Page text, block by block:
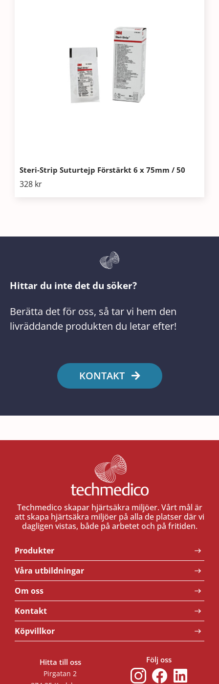
Steri-Strip Suturtejp Förstärkt 6 x 75mm / 50
328 kr
Hittar du inte det du söker?
Berätta det för oss, så tar vi hem den
livräddande produkten du letar efter!
KONTAKT
Techmedico skapar hjärtsäkra miljöer. Vårt mål är
att skapa hjärtsäkra miljöer på alla de platser där vi
dagligen vistas, både på arbetet och på fritiden.
Produkter
Våra utbildningar
Om oss
Kontakt
Köpvillkor
Hitta till oss
Pirgatan 2
Följ oss